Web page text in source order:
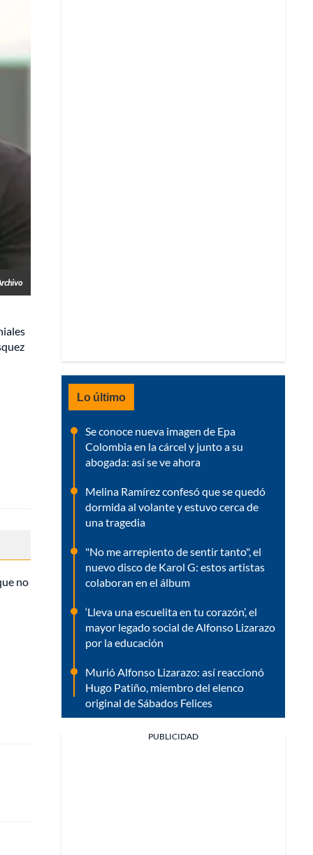
no
Lo último
Se conoce nueva imagen de Epa
Colombia en la cárcel y junto a su
abogada: así se ve ahora
Melina Ramírez confesó que se quedó
dormida al volante y estuvo cerca de
una tragedia
"No me arrepiento de sentir tanto", el
nuevo disco de Karol G: estos artistas
colaboran en el álbum
‘Lleva una escuelita en tu corazón’, el
mayor legado social de Alfonso Lizarazo
por la educación
Murió Alfonso Lizarazo: así reaccionó
Hugo Patiño, miembro del elenco
original de Sábados Felices
PUBLICIDAD